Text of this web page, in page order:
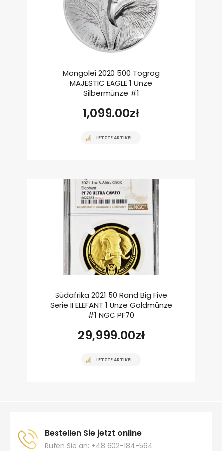
Mongolei 2020 500 Togrog
MAJESTIC EAGLE 1 Unze
Silbermünze #1
1,099.00zł
LETZTE ARTIKEL
Südafrika 2021 50 Rand Big Five
Serie II ELEFANT 1 Unze Goldmünze
#1 NGC PF70
29,999.00zł
LETZTE ARTIKEL
Bestellen Sie jetzt online
Rufen Sie an: +48 602-184-564